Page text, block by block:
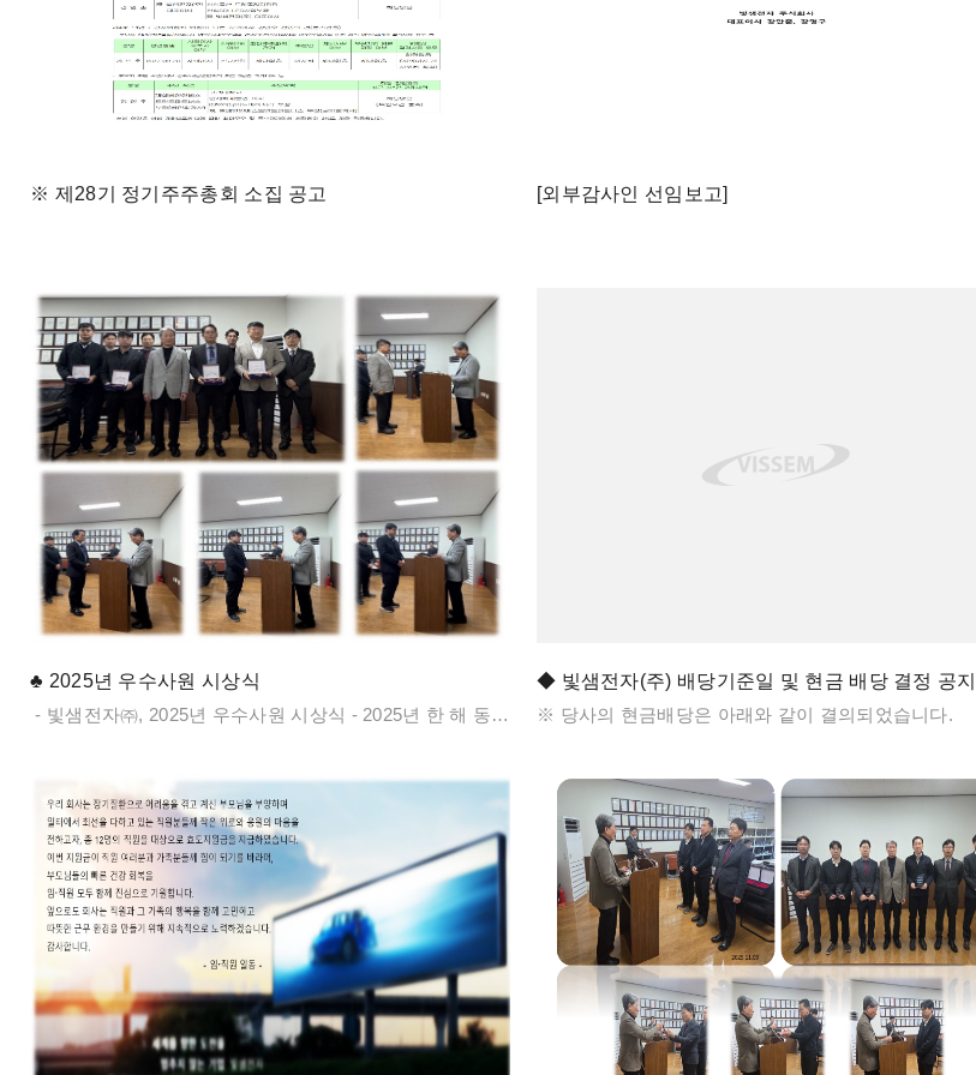
※ 제28기 정기주주총회 소집 공고 [외부감사인 선임보고]
♣ 2025년 우수사원 시상식
- 빛샘전자㈜, 2025년 우수사원 시상식 - 2025년 한 해 동안 회사의 발전을 위해 헌신적으로 노력해주신 모든 임직원 여러분께 진심으로 감사의 말씀을 드립니다.빛샘전자㈜에서는 어려운 여건 속에서도 맡은 바 직무에 충실하고 타의 모범이 되며 회사 발전에 크게 기여하신 분들을 선정하여, 그 공로를 치하하고자 2025년 우수사원 시상식을 12월 15일에 진행하였습니다.2025년 우수사원으로는 N/W사업부 영업팀 김세준 부장, 경영지원실 정재환 차장, 광통신 사업부 제조팀 이성재 과장,LED사업부 산업전자팀 조민상 과장이 선정되었습니다. 시상식에 참석한 강만준 대표이사는 “각자의 자리에서 묵묵히 책임을 다해준 임직원 여러분의 노력이 오늘의 빛샘전자를 만들었다”며, “앞으로도 서로를 존중하고 협력하며 한 단계 더 성장하는 회사를 함께 만들어 가길 바란다”고 전했습니다.
◆ 빛샘전자(주) 배당기준일 및 현금 배당 결정 공